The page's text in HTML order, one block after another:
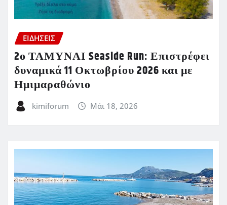
ΕΙΔΗΣΕΙΣ
2ο ΤΑΜΥΝΑΙ Seaside Run: Επιστρέφει
δυναμικά 11 Οκτωβρίου 2026 και με
Ημιμαραθώνιο
kimiforum Μάι 18, 2026